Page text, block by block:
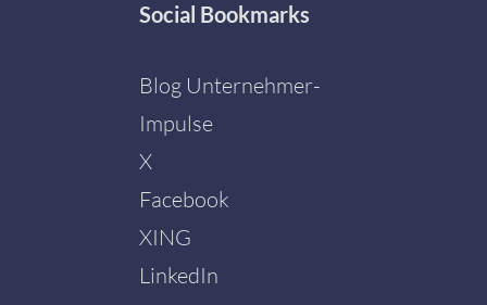
Social Bookmarks
Blog Unternehmer-
Impulse
X
Facebook
XING
LinkedIn
Mit dem
Karte
Sie die